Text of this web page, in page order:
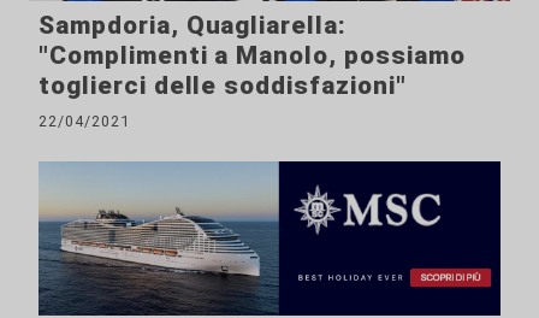
Sampdoria, Quagliarella:
"Complimenti a Manolo, possiamo
toglierci delle soddisfazioni"
22/04/2021